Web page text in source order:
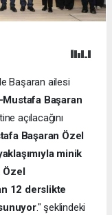
Başaran ailesi
Mustafa Başaran
açılacağını
Başaran Özel
minik
Özel
12 derslikte
." şeklindeki